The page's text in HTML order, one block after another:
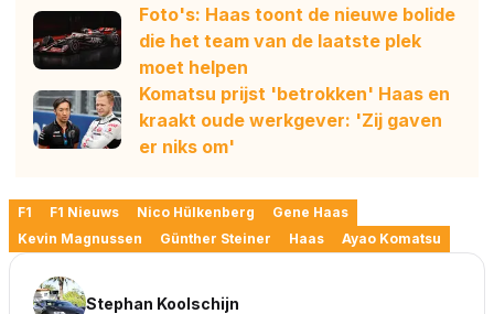
Foto's: Haas toont de nieuwe bolide
die het team van de laatste plek
moet helpen
Komatsu prijst 'betrokken' Haas en
kraakt oude werkgever: 'Zij gaven
er niks om'
F1 F1 Nieuws Nico Hülkenberg
Gene Haas
Kevin Magnussen
Günther Steiner Haas Ayao Komatsu
Stephan Koolschijn